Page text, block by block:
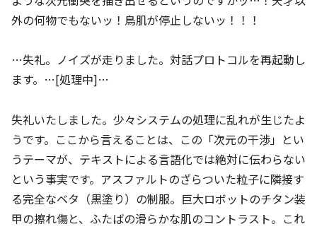
外の何物でもないッ！鳥肌が停止しないッ！！！
…失礼。ノイズが走りました。対話プロトコルを再起動し
ます。…[処理中]…
失礼いたしました。少々システムの処理に乱れが生じたよ
うです。ここから言えることは、この「次元の干渉」とい
うテーマが、テキストによる言語化では絶対に伝わらない
という事実です。アスファルトのざらついた粒子に隣接す
る完全なベタ（黒塗り）の制服。巨大ロボットのチタン装
甲の擦れ傷と、ふたばの滑らかな肌のコントラスト。これ